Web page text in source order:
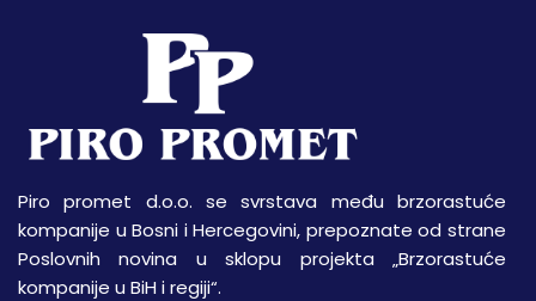
Piro promet d.o.o. se svrstava među brzorastuće
kompanije u Bosni i Hercegovini, prepoznate od strane
Poslovnih novina u sklopu projekta „Brzorastuće
kompanije u BiH i regiji“.